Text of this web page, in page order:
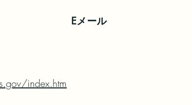
Eメール
index.htm